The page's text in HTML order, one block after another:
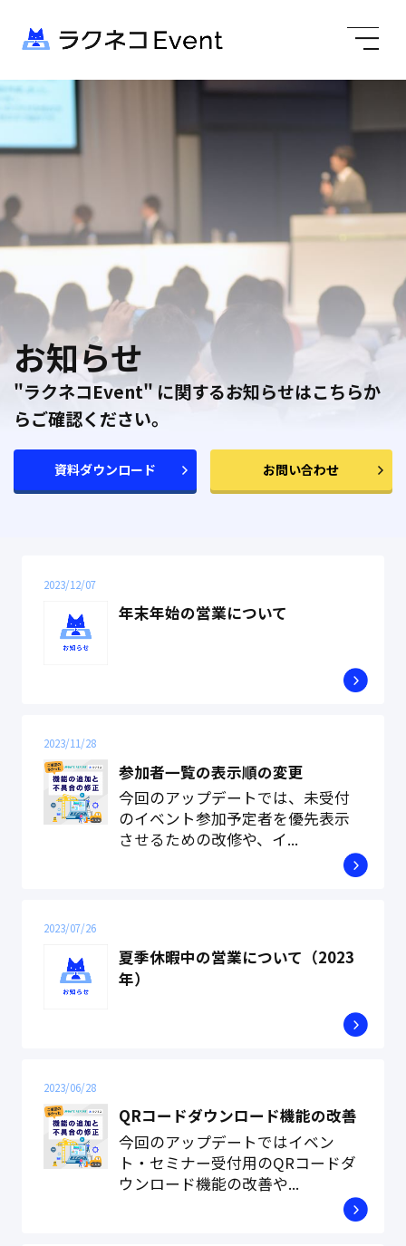
お知らせ
"ラクネコEvent" に関するお知らせはこちらか
らご確認ください。
資料ダウンロード お問い合わせ
2023/12/07
年末年始の営業について
2023/11/28
参加者一覧の表示順の変更
今回のアップデートでは、未受付
のイベント参加予定者を優先表示
させるための改修や、イ...
2023/07/26
夏季休暇中の営業について（2023
年）
2023/06/28
QRコードダウンロード機能の改善
今回のアップデートではイベン
ト・セミナー受付用のQRコードダ
ウンロード機能の改善や...